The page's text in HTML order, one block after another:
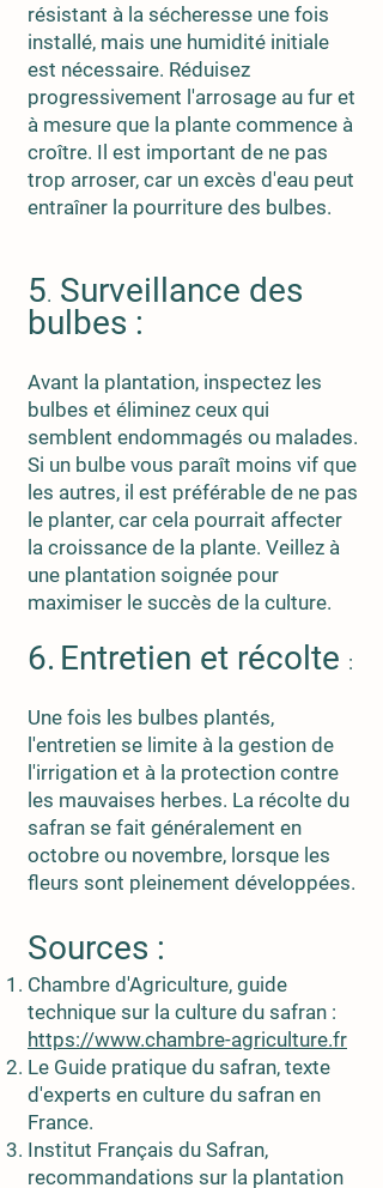
résistant à la sécheresse une fois
installé, mais une humidité initiale
est nécessaire. Réduisez
progressivement l'arrosage au fur et
à mesure que la plante commence à
croître. Il est important de ne pas
trop arroser, car un excès d'eau peut
entraîner la pourriture des bulbes.
5. Surveillance des
bulbes :
Avant la plantation, inspectez les
bulbes et éliminez ceux qui
semblent endommagés ou malades.
Si un bulbe vous paraît moins vif que
les autres, il est préférable de ne pas
le planter, car cela pourrait affecter
la croissance de la plante. Veillez à
une plantation soignée pour
maximiser le succès de la culture.
6. Entretien et récolte :
Une fois les bulbes plantés,
l'entretien se limite à la gestion de
l'irrigation et à la protection contre
les mauvaises herbes. La récolte du
safran se fait généralement en
octobre ou novembre, lorsque les
fleurs sont pleinement développées.
Sources :
Chambre d'Agriculture, guide
technique sur la culture du safran :
https://www.chambre-agriculture.fr
Le Guide pratique du safran, texte
d'experts en culture du safran en
France.
Institut Français du Safran,
recommandations sur la plantation